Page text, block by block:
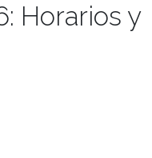
Horarios y